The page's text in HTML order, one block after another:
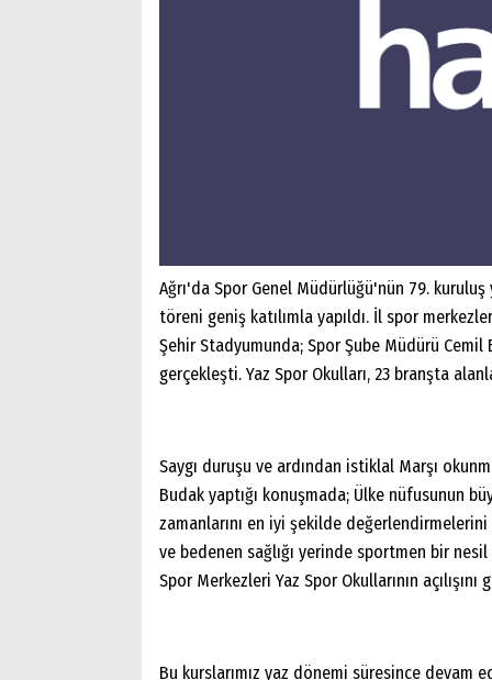
Ağrı'da Spor Genel Müdürlüğü'nün 79.
töreni geniş katılımla yapıldı. İl spor
Şehir Stadyumunda; Spor Şube Müdürü
gerçekleşti. Yaz Spor Okulları, 23 branşta
Saygı duruşu ve ardından istiklal Marşı
Budak yaptığı konuşmada; Ülke nüfusunun
zamanlarını en iyi şekilde değerlendirmelerini
ve bedenen sağlığı yerinde sportmen bir
Spor Merkezleri Yaz Spor Okullarının
Bu kurslarımız yaz dönemi süresince devam